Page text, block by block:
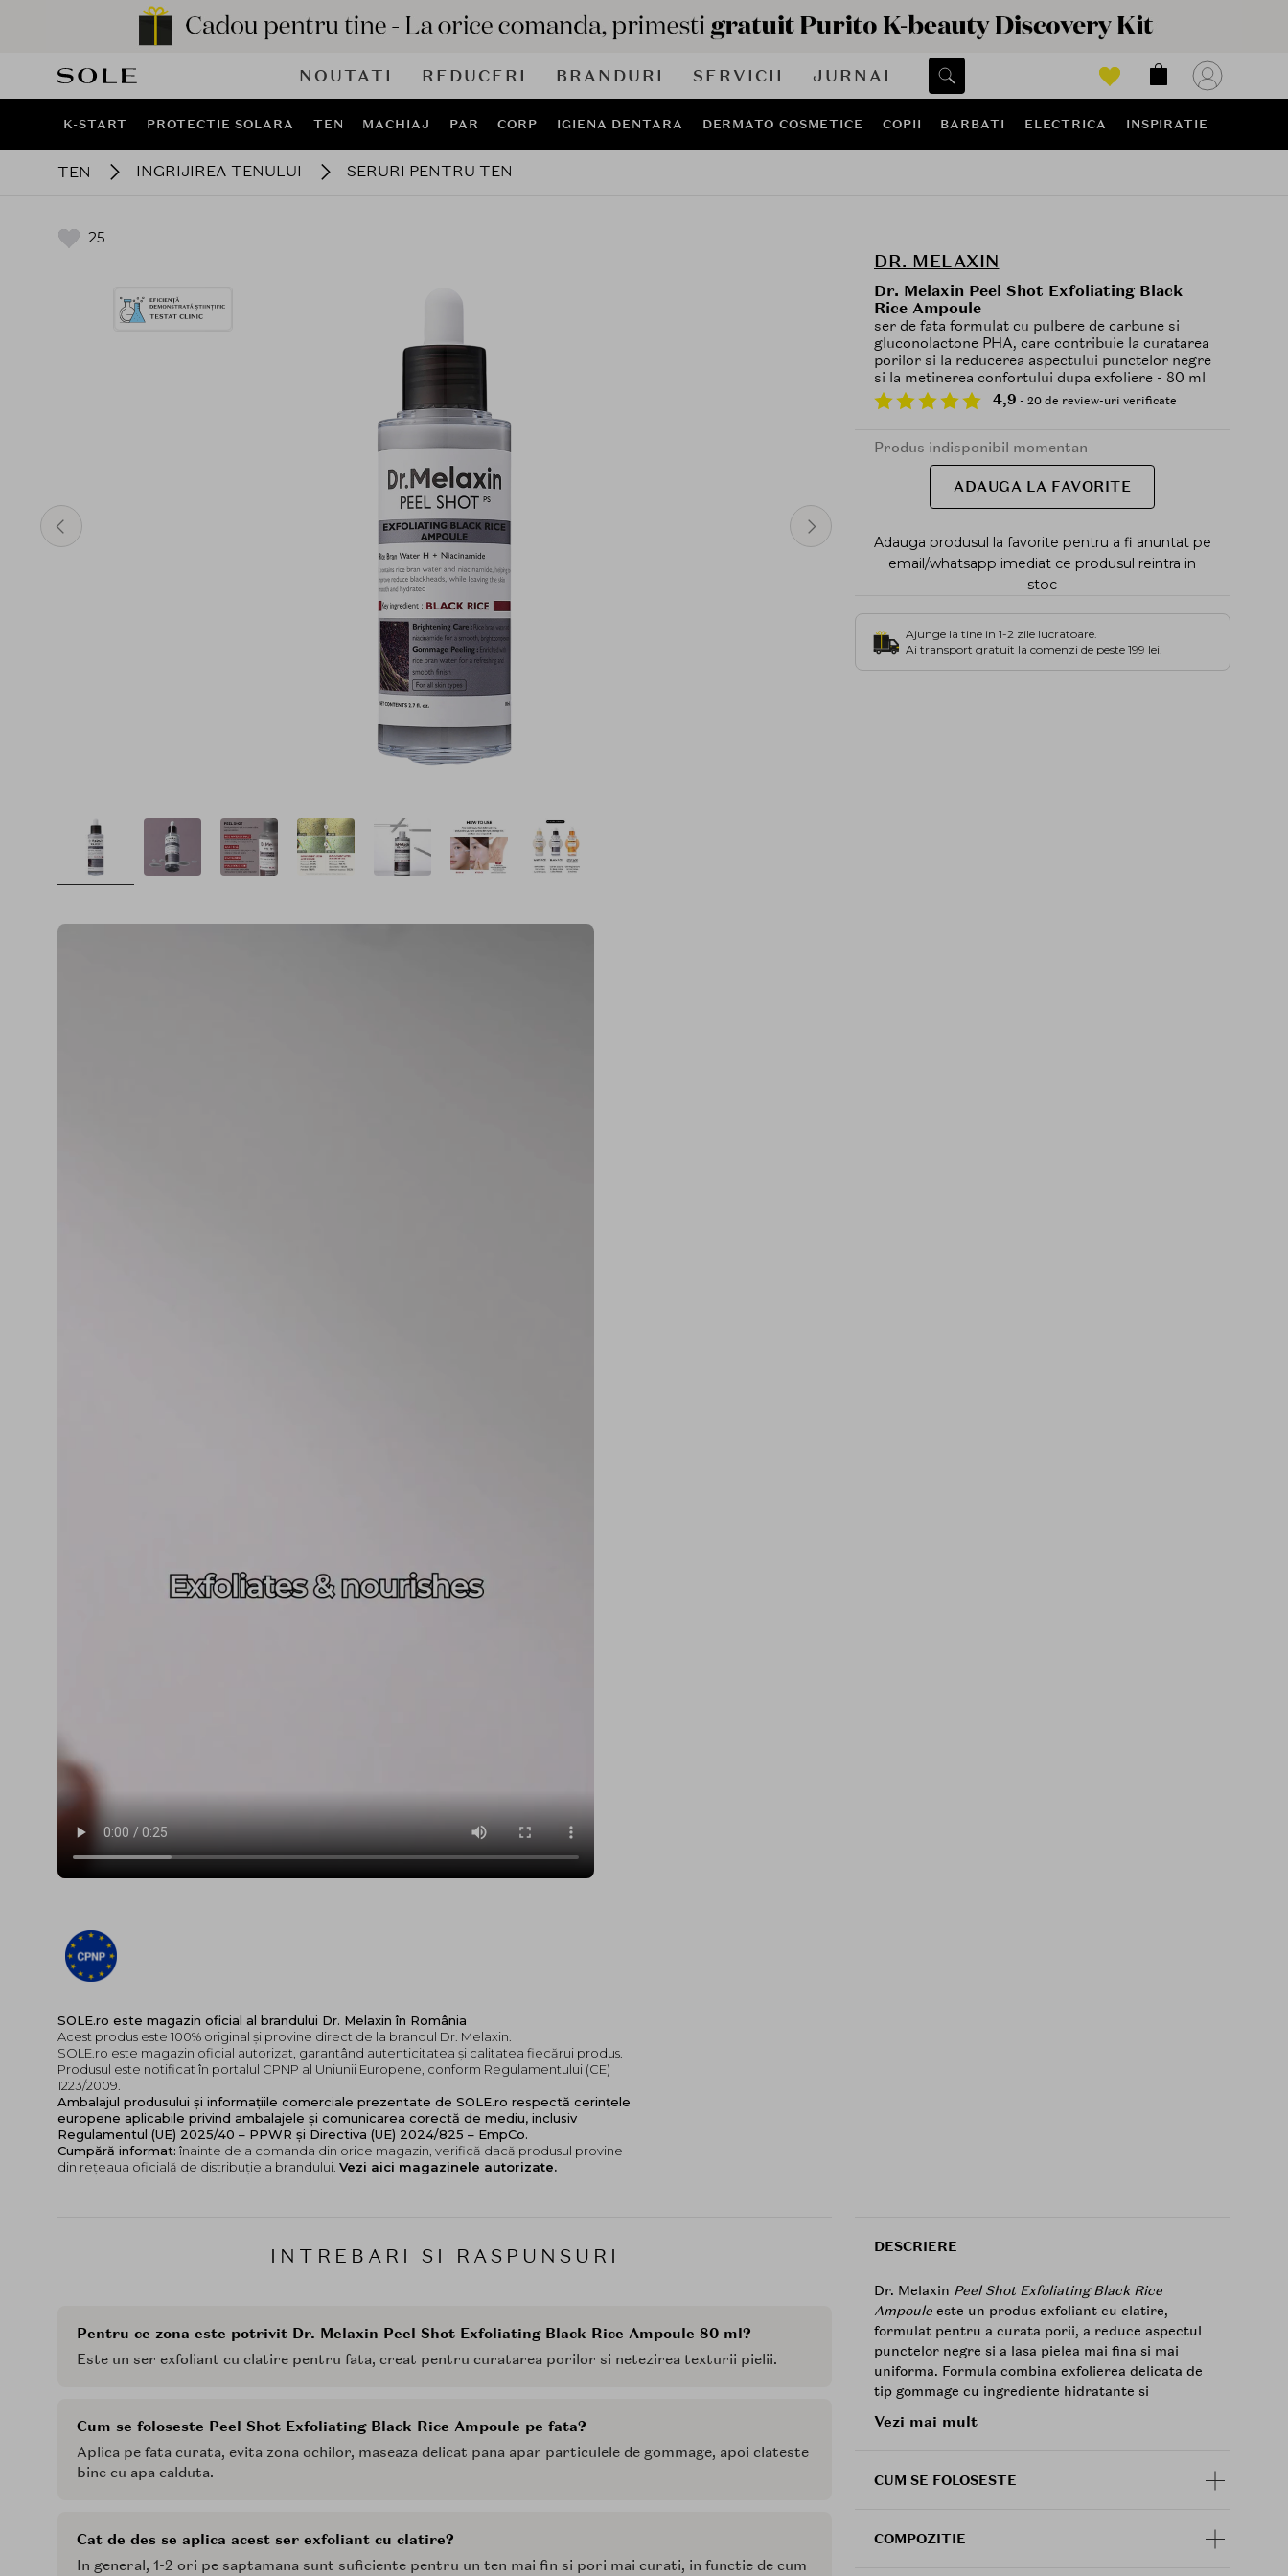
NOUTATI REDUCERI BRANDURI SERVICII JURNAL
K-START PROTECTIE SOLARA TEN MACHIAJ PAR CORP IGIENA DENTARA DERMATO COSMETICE COPII BARBATI ELECTRICA INSPIRATIE
TEN INGRIJIREA TENULUI SERURI PENTRU TEN
25
SOLE.ro este magazin oficial al brandului Dr. Melaxin în România
Acest produs este 100% original și provine direct de la brandul Dr. Melaxin.
SOLE.ro este magazin oficial autorizat, garantând autenticitatea și calitatea fiecărui produs.
Produsul este notificat în portalul CPNP al Uniunii Europene, conform Regulamentului (CE)
1223/2009.
Ambalajul produsului și informațiile comerciale prezentate de SOLE.ro respectă cerințele
europene aplicabile privind ambalajele și comunicarea corectă de mediu, inclusiv
Regulamentul (UE) 2025/40 – PPWR și Directiva (UE) 2024/825 – EmpCo.
Cumpără informat: înainte de a comanda din orice magazin, verifică dacă produsul provine
din rețeaua oficială de distribuție a brandului. Vezi aici magazinele autorizate.
DR. MELAXIN
Dr. Melaxin Peel Shot Exfoliating Black
Rice Ampoule
ser de fata formulat cu pulbere de carbune si
gluconolactone PHA, care contribuie la curatarea
porilor si la reducerea aspectului punctelor negre
si la metinerea confortului dupa exfoliere - 80 ml
4,9 - 20 de review-uri verificate
Produs indisponibil momentan
ADAUGA LA FAVORITE
Adauga produsul la favorite pentru a fi anuntat pe
email/whatsapp imediat ce produsul reintra in
stoc
Ajunge la tine in 1-2 zile lucratoare.
Ai transport gratuit la comenzi de peste 199 lei.
INTREBARI SI RASPUNSURI
Pentru ce zona este potrivit Dr. Melaxin Peel Shot Exfoliating Black Rice Ampoule 80 ml?
Este un ser exfoliant cu clatire pentru fata, creat pentru curatarea porilor si netezirea texturii pielii.
Cum se foloseste Peel Shot Exfoliating Black Rice Ampoule pe fata?
Aplica pe fata curata, evita zona ochilor, maseaza delicat pana apar particulele de gommage, apoi clateste
bine cu apa calduta.
Cat de des se aplica acest ser exfoliant cu clatire?
In general, 1-2 ori pe saptamana sunt suficiente pentru un ten mai fin si pori mai curati, in functie de cum
DESCRIERE
Dr. Melaxin Peel Shot Exfoliating Black Rice
Ampoule este un produs exfoliant cu clatire,
formulat pentru a curata porii, a reduce aspectul
punctelor negre si a lasa pielea mai fina si mai
uniforma. Formula combina exfolierea delicata de
tip gommage cu ingrediente hidratante si
de ten.
ppm), completata de extract de orez negru (5,000
uniform al pielii, in timp ce ajuta la mentinerea
Vezi mai mult
CUM SE FOLOSESTE
COMPOZITIE